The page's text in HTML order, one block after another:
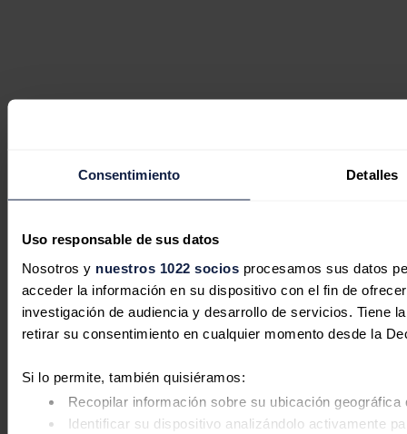
Consentimiento Detalles
Uso responsable de sus datos
Nosotros y nuestros 1022 sociosprocesamos sus datos
acceder la información en su dispositivo con el fin de
investigación de audiencia y desarrollo de servicios. Tiene
retirar su consentimiento en cualquier momento desde la
Si lo permite, también quisiéramos:
Recopilar información sobre su ubicación
Identificar su dispositivo analizándolo activamente